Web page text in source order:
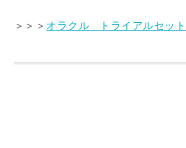
＞＞＞ オラクル トライアルセット